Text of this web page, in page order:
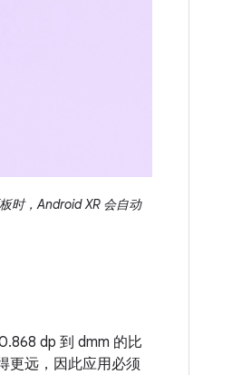
时，Android XR 会自动
dp 到 dmm 的比
更远，因此应用必须